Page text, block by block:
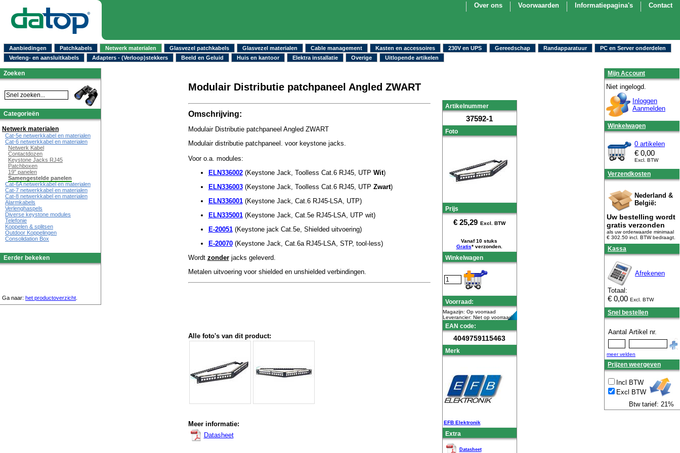
Contact
Informatiepagina's
Voorwaarden
Over ons
Aanbiedingen Patchkabels Netwerk materialen Glasvezel patchkabels Glasvezel materialen Cable management Kasten en accessoires 230V en UPS Gereedschap Randapparatuur
PC en Server onderdelen
Verleng- en aansluitkabels
Adapters - (Verloop)stekkers Beeld en Geluid Huis en kantoor Elektra installatie Overige Uitlopende artikelen
Modulair Distributie patchpaneel Angled ZWART
Artikelnummer
37592-1
Foto
Prijs
€ 25,29 Excl. BTW
Vanaf 10 stuks
Gratis* verzonden.
Winkelwagen
Voorraad:
Magazijn: Op voorraad
Leverancier: Niet op voorraad
EAN code:
4049759115463
Merk
EFB Elektronik
Extra
Datasheet
Omschrijving:
Modulair Distributie patchpaneel Angled ZWART
Modulair distributie patchpaneel. voor keystone jacks.
Voor o.a. modules:
ELN336002 (Keystone Jack, Toolless Cat.6 RJ45, UTP Wit)
ELN336003 (Keystone Jack, Toolless Cat.6 RJ45, UTP Zwart)
ELN336001 (Keystone Jack, Cat.6 RJ45-LSA, UTP)
ELN335001 (Keystone Jack, Cat.5e RJ45-LSA, UTP wit)
E-20051 (Keystone jack Cat.5e, Shielded uitvoering)
E-20070 (Keystone Jack, Cat.6a RJ45-LSA, STP, tool-less)
Wordt zonderjacks geleverd.
Metalen uitvoering voor shielded en unshielded verbindingen.
Alle foto's van dit product:
Meer informatie:
Datasheet
Zoeken
Categorieën
Netwerk materialen
Cat-5e netwerkkabel en materialen
Cat-6 netwerkkabel en materialen
Netwerk Kabel
Contactdozen
Keystone Jacks RJ45
Patchboxen
19" panelen
Samengestelde panelen
Cat-6A netwerkkabel en materialen
Cat-7 netwerkkabel en materialen
Cat-8 netwerkkabel en materialen
Alarmkabels
Verlenghaspels
Diverse keystone modules
Telefonie
Koppelen & splitsen
Outdoor Koppelingen
Consolidation Box
Eerder bekeken
Ga naar: het productoverzicht
Mijn Account
Niet ingelogd.
Inloggen
Aanmelden
Winkelwagen
0 artikelen
€ 0,00
Excl. BTW
Verzendkosten
Nederland &
België:
Uw bestelling wordt
gratis verzonden
als uw orderwaarde minimaal
€ 302.50 incl. BTWbedraagt.
Kassa
Afrekenen
Totaal:
€ 0,00 Excl. BTW
Snel bestellen
Aantal Artikel nr.
meer velden
Prijzen weergeven
Incl BTW
Excl BTW
Btw tarief: 21%